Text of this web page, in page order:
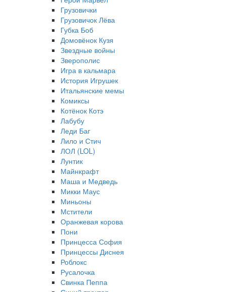
Грузовички
Грузовичок Лёва
Губка Боб
Домовёнок Кузя
Звездные войны
Зверополис
Игра в кальмара
История Игрушек
Итальянские мемы
Комиксы
Котёнок Котэ
Лабубу
Леди Баг
Лило и Стич
ЛОЛ (LOL)
Лунтик
Майнкрафт
Маша и Медведь
Микки Маус
Миньоны
Мстители
Оранжевая корова
Пони
Принцесса София
Принцессы Диснея
Роблокс
Русалочка
Свинка Пеппа